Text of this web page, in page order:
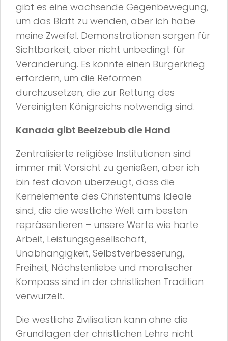
gibt es eine wachsende Gegenbewegung,
um das Blatt zu wenden, aber ich habe
meine Zweifel. Demonstrationen sorgen für
Sichtbarkeit, aber nicht unbedingt für
Veränderung. Es könnte einen Bürgerkrieg
erfordern, um die Reformen
durchzusetzen, die zur Rettung des
Vereinigten Königreichs notwendig sind.
Kanada gibt Beelzebub die Hand
Zentralisierte religiöse Institutionen sind
immer mit Vorsicht zu genießen, aber ich
bin fest davon überzeugt, dass die
Kernelemente des Christentums Ideale
sind, die die westliche Welt am besten
repräsentieren – unsere Werte wie harte
Arbeit, Leistungsgesellschaft,
Unabhängigkeit, Selbstverbesserung,
Freiheit, Nächstenliebe und moralischer
Kompass sind in der christlichen Tradition
verwurzelt.
Die westliche Zivilisation kann ohne die
Grundlagen der christlichen Lehre nicht